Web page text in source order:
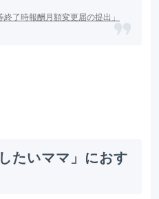
了時報酬月額変更届の提出」
たいママ」におす